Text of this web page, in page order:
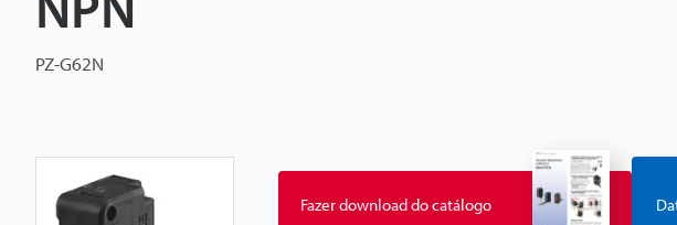
PZ-G62N
Fazer download do catálogo